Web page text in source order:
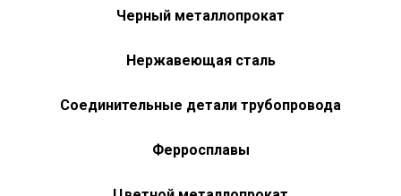
Черный металлопрокат
Нержавеющая сталь
Соединительные детали трубопровода
Ферросплавы